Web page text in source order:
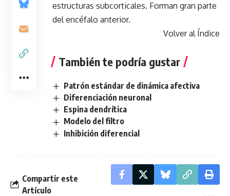
estructuras subcorticales. Forman gran parte
del encéfalo anterior.
Volver al Índice
También te podría gustar
Patrón estándar de dinámica afectiva
Diferenciación neuronal
Espina dendrítica
Modelo del filtro
Inhibición diferencial
Compartir este
Artículo